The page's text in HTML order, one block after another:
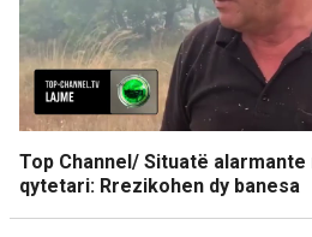
Top Channel/ Situatë
qytetari: Rrezikohen dy banesa